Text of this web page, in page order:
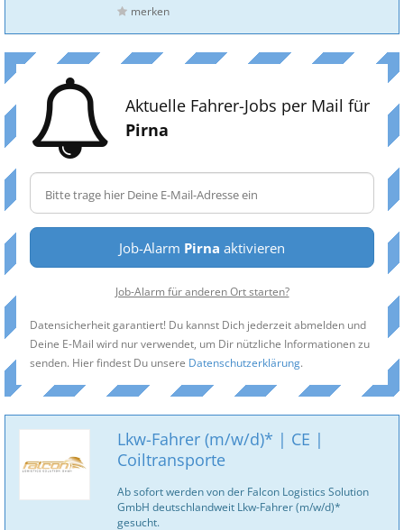
merken
Aktuelle Fahrer-Jobs per Mail für
Pirna
Job-Alarm Pirna aktivieren
Job-Alarm für anderen Ort starten?
Datensicherheit garantiert! Du kannst Dich jederzeit abmelden und
Deine E-Mail wird nur verwendet, um Dir nützliche Informationen zu
senden. Hier findest Du unsere Datenschutzerklärung.
Lkw-Fahrer (m/w/d)* | CE |
Coiltransporte
Ab sofort werden von der Falcon Logistics Solution
GmbH deutschlandweit Lkw-Fahrer (m/w/d)*
gesucht.